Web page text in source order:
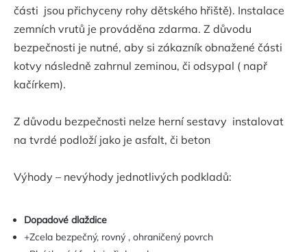
části jsou přichyceny rohy dětského hřiště). Instalace
zemních vrutů je prováděna zdarma. Z důvodu
bezpečnosti je nutné, aby si zákazník obnažené části
kotvy následně zahrnul zeminou, či odsypal ( např
kačírkem).
Z důvodu bezpečnosti nelze herní sestavy instalovat
na tvrdé podloží jako je asfalt, či beton
Výhody – nevýhody jednotlivých podkladů:
Dopadové dlaždice
+Zcela bezpečný, rovný , ohraničený povrch